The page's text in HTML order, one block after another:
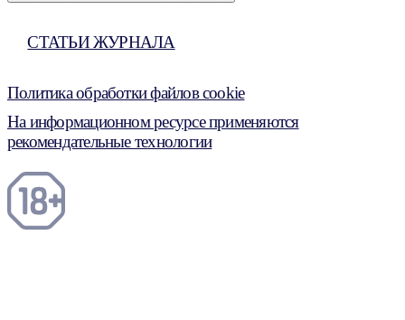
СТАТЬИ ЖУРНАЛА
Политика обработки файлов cookie
На информационном ресурсе применяются
рекомендательные технологии